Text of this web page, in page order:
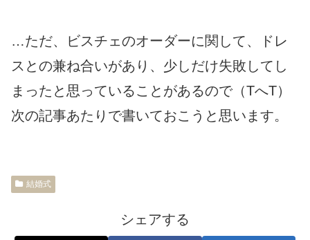
…ただ、ビスチェのオーダーに関して、ドレ
スとの兼ね合いがあり、少しだけ失敗してし
まったと思っていることがあるので（TへT）
次の記事あたりで書いておこうと思います。
結婚式
シェアする